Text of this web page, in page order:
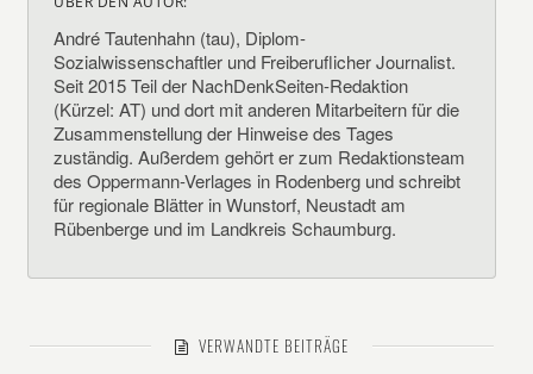
André Tautenhahn (tau), Diplom-
Sozialwissenschaftler und Freiberuflicher Journalist.
Seit 2015 Teil der NachDenkSeiten-Redaktion
(Kürzel: AT) und dort mit anderen Mitarbeitern für die
Zusammenstellung der Hinweise des Tages
zuständig. Außerdem gehört er zum Redaktionsteam
des Oppermann-Verlages in Rodenberg und schreibt
für regionale Blätter in Wunstorf, Neustadt am
Rübenberge und im Landkreis Schaumburg.
VERWANDTE BEITRÄGE